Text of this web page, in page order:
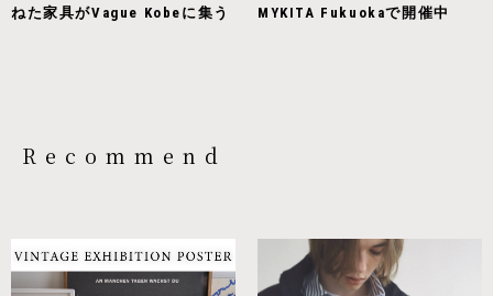
ねた家具がVague Kobeに集う
MYKITA Fukuokaで開催中
Recommend